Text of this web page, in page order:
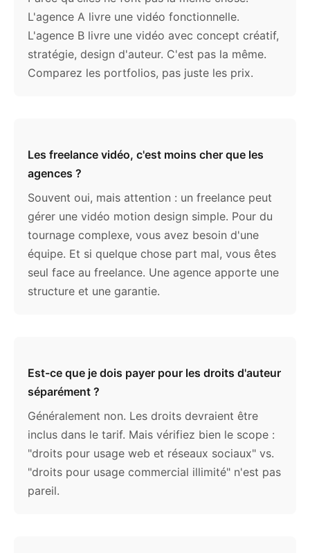
L'agence A livre une vidéo fonctionnelle.
L'agence B livre une vidéo avec concept créatif,
stratégie, design d'auteur. C'est pas la même.
Comparez les portfolios, pas juste les prix.
Les freelance vidéo, c'est moins cher que les
agences ?
Souvent oui, mais attention : un freelance peut
gérer une vidéo motion design simple. Pour du
tournage complexe, vous avez besoin d'une
équipe. Et si quelque chose part mal, vous êtes
seul face au freelance. Une agence apporte une
structure et une garantie.
Est-ce que je dois payer pour les droits d'auteur
séparément ?
Généralement non. Les droits devraient être
inclus dans le tarif. Mais vérifiez bien le scope :
"droits pour usage web et réseaux sociaux" vs.
"droits pour usage commercial illimité" n'est pas
pareil.